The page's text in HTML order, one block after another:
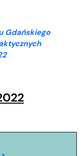
Gdańskiego